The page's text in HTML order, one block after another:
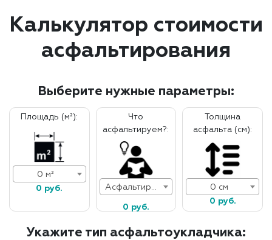
Калькулятор стоимости
асфальтирования
Выберите нужные параметры:
Площадь (м²):
0 м²
0 руб.
Что
асфальтируем?:
0 руб.
Толщина
асфальта (см):
0 см
0 руб.
Укажите тип асфальтоукладчика: